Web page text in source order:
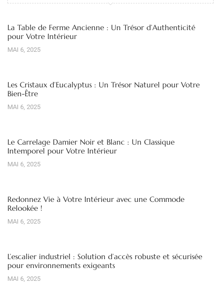
La Table de Ferme Ancienne : Un Trésor d’Authenticité
pour Votre Intérieur
MAI 6, 2025
Les Cristaux d’Eucalyptus : Un Trésor Naturel pour Votre
Bien-Être
MAI 6, 2025
Le Carrelage Damier Noir et Blanc : Un Classique
Intemporel pour Votre Intérieur
MAI 6, 2025
Redonnez Vie à Votre Intérieur avec une Commode
Relookée !
MAI 6, 2025
L’escalier industriel : Solution d’accès robuste et sécurisée
pour environnements exigeants
MAI 6, 2025